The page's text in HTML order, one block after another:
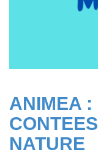
ANIMEA
NATURE